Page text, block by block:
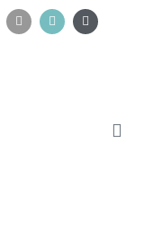
I
n
I
n
Y
o